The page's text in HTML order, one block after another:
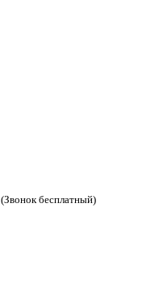
(Звонок бесплатный)